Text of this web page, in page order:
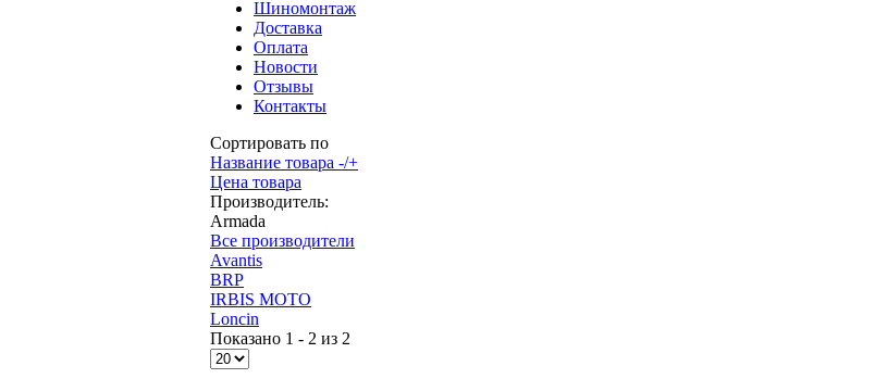
Шиномонтаж
Доставка
Оплата
Новости
Отзывы
Контакты
Сортировать по
Название товара -/+
Цена товара
Производитель:
Armada
Все производители
Avantis
BRP
IRBIS MOTO
Loncin
Показано 1 - 2 из 2